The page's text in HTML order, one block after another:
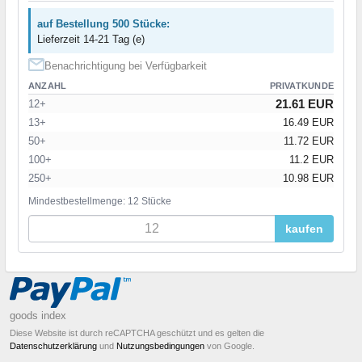
auf Bestellung 500 Stücke:
Lieferzeit 14-21 Tag (e)
Benachrichtigung bei Verfügbarkeit
ANZAHL PRIVATKUNDE
12+ 21.61 EUR
13+
16.49 EUR
50+
11.72 EUR
100+
11.2 EUR
250+
10.98 EUR
Mindestbestellmenge: 12 Stücke
kaufen
goods index
Diese Website ist durch reCAPTCHA geschützt und es gelten die
Datenschutzerklärung und Nutzungsbedingungen von Google.